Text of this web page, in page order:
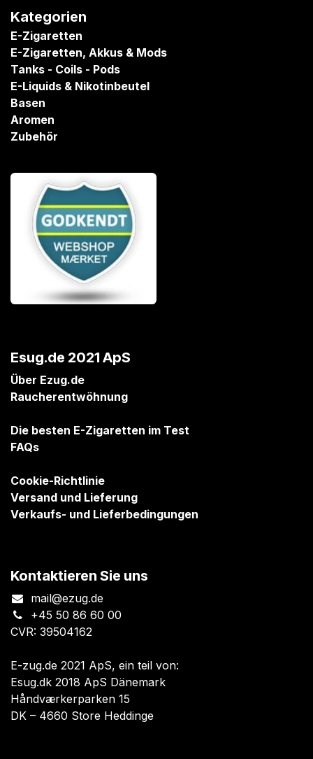
Kategorien
E-Zigaretten
E-Zigaretten, Akkus & Mods
Tanks - Coils - Pods
E-Liquids & Nikotinbeutel
Basen
Aromen
Zubehör
Esug.de 2021 ApS
Über Ezug.de
Raucherentwöhnung
Die besten E-Zigaretten im Test
FAQs
Cookie-Richtlinie
Versand und Lieferung
Verkaufs- und Lieferbedingungen
Kontaktieren Sie uns
mail@ezug.de
+45 50 86 60 00
CVR: 39504162
E-zug.de 2021 ApS, ein teil von:
Esug.dk 2018 ApS Dänemark
Håndværkerparken 15
DK – 4660 Store Heddinge